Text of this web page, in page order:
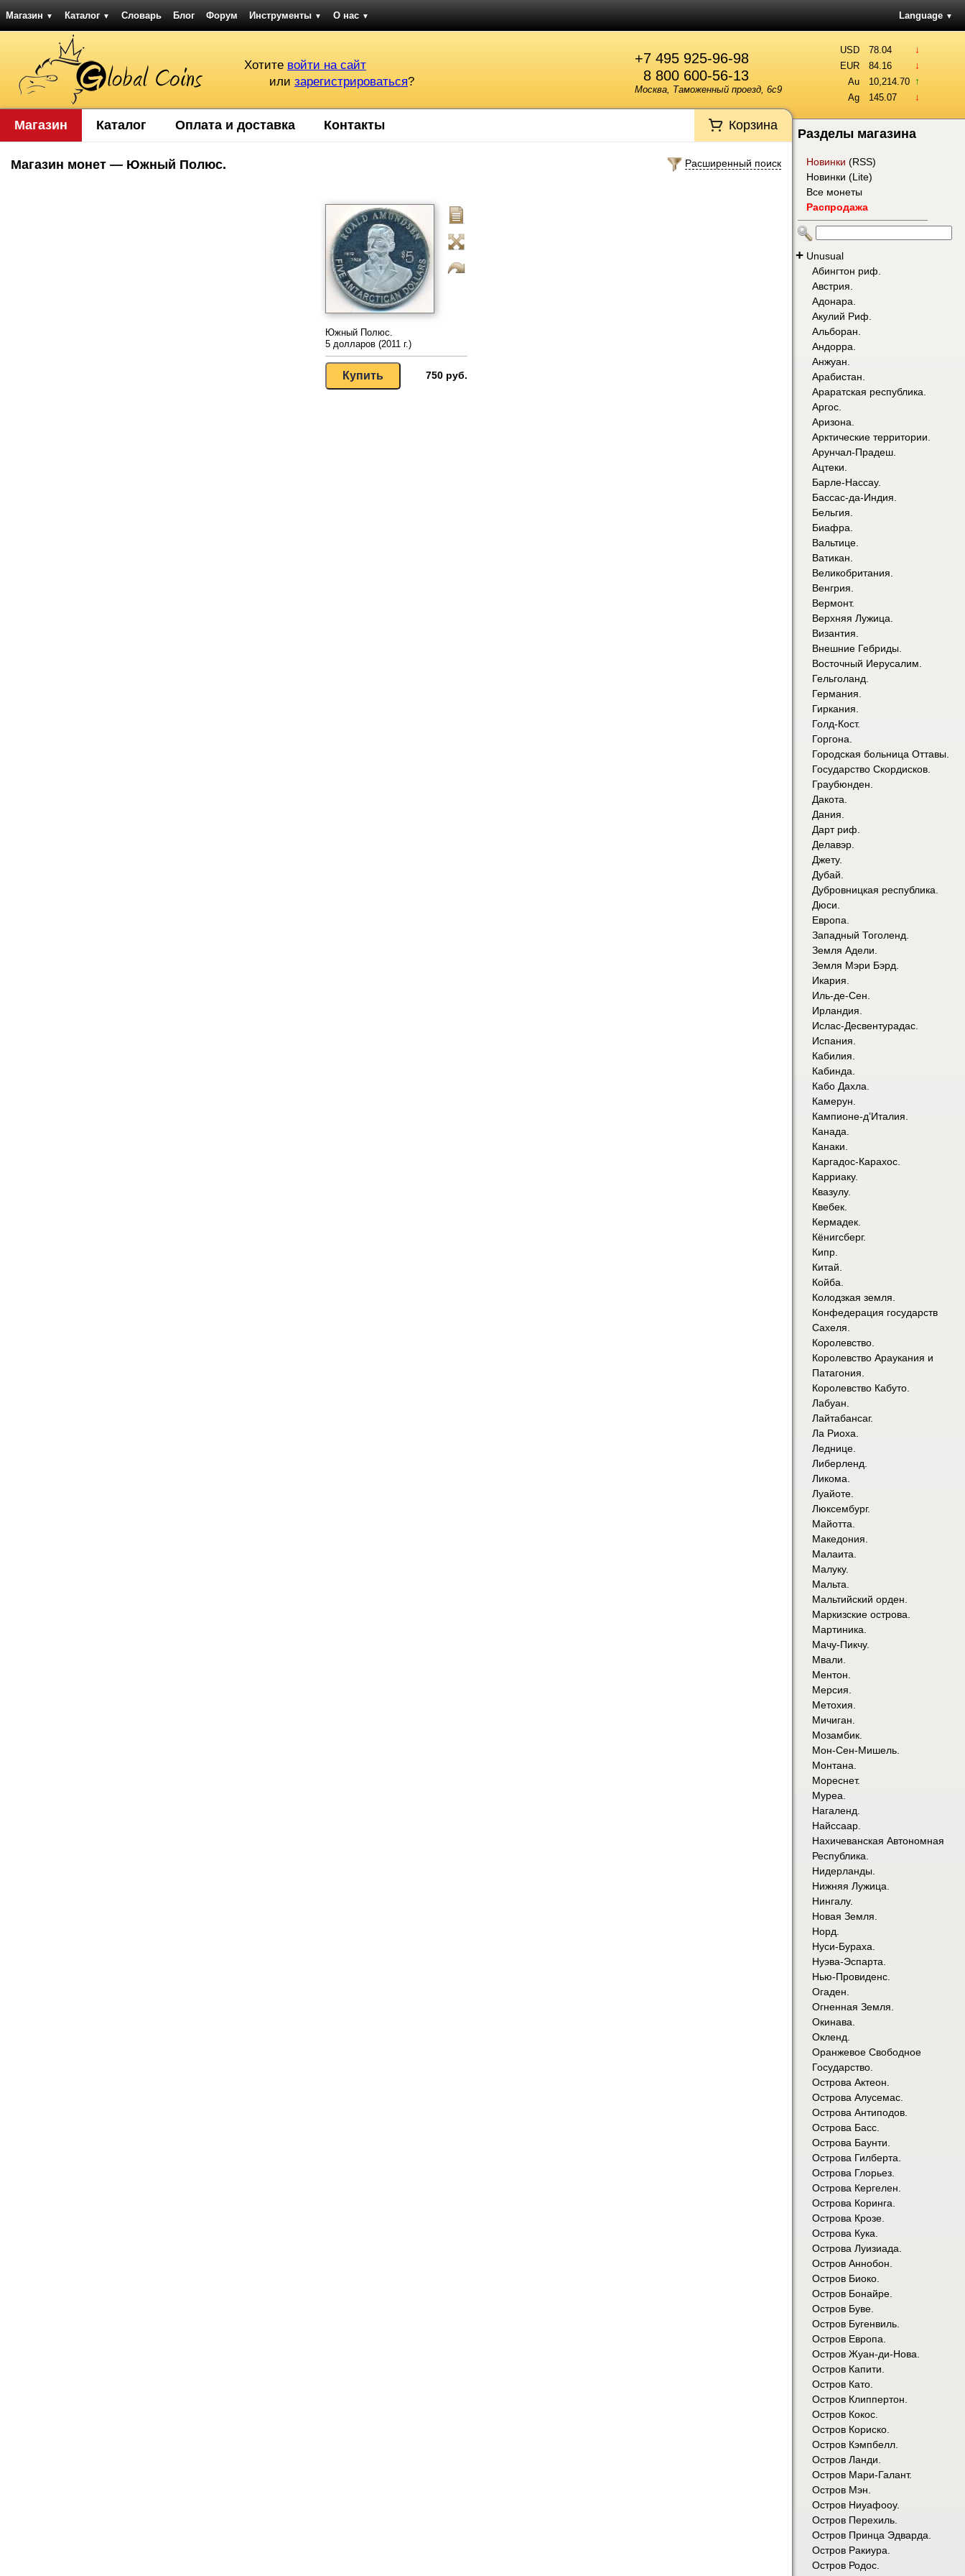
Магазин ▼ Каталог ▼ Словарь Блог Форум Инструменты ▼ О нас ▼ Language ▼
+7 495 925-96-98
8 800 600-56-13
Москва, Таможенный проезд, 6с9
Хотите войти на сайт
или зарегистрироваться?
USD 78.04 ↓
EUR 84.16 ↓
Au 10,214.70 ↑
Ag 145.07 ↓
Магазин Каталог Оплата и доставка Контакты Корзина
Расширенный поиск
Магазин монет — Южный Полюс.
Южный Полюс.
5 долларов (2011 г.)
750 руб.
Разделы магазина
Новинки (RSS)
Новинки (Lite)
Все монеты
Распродажа
+ Unusual
Абингтон риф.
Австрия.
Адонара.
Акулий Риф.
Альборан.
Андорра.
Анжуан.
Арабистан.
Араратская республика.
Аргос.
Аризона.
Арктические территории.
Арунчал-Прадеш.
Ацтеки.
Барле-Нассау.
Бассас-да-Индия.
Бельгия.
Биафра.
Вальтице.
Ватикан.
Великобритания.
Венгрия.
Вермонт.
Верхняя Лужица.
Византия.
Внешние Гебриды.
Восточный Иерусалим.
Гельголанд.
Германия.
Гиркания.
Голд-Кост.
Горгона.
Городская больница Оттавы.
Государство Скордисков.
Граубюнден.
Дакота.
Дания.
Дарт риф.
Делавэр.
Джету.
Дубай.
Дубровницкая республика.
Дюси.
Европа.
Западный Тоголенд.
Земля Адели.
Земля Мэри Бэрд.
Икария.
Иль-де-Сен.
Ирландия.
Ислас-Десвентурадас.
Испания.
Кабилия.
Кабинда.
Кабо Дахла.
Камерун.
Кампионе-д’Италия.
Канада.
Канаки.
Каргадос-Карахос.
Карриаку.
Квазулу.
Квебек.
Кермадек.
Кёнигсберг.
Кипр.
Китай.
Койба.
Колодзкая земля.
Конфедерация государств
Сахеля.
Королевство.
Королевство Араукания и
Патагония.
Королевство Кабуто.
Лабуан.
Лайтабансаг.
Ла Риоха.
Леднице.
Либерленд.
Ликома.
Луайоте.
Люксембург.
Майотта.
Македония.
Малаита.
Малуку.
Мальта.
Мальтийский орден.
Маркизские острова.
Мартиника.
Мачу-Пикчу.
Мвали.
Ментон.
Мерсия.
Метохия.
Мичиган.
Мозамбик.
Мон-Сен-Мишель.
Монтана.
Мореснет.
Муреа.
Нагаленд.
Найссаар.
Нахичеванская Автономная
Республика.
Нидерланды.
Нижняя Лужица.
Нингалу.
Новая Земля.
Норд.
Нуси-Бураха.
Нуэва-Эспарта.
Нью-Провиденс.
Огаден.
Огненная Земля.
Окинава.
Окленд.
Оранжевое Свободное
Государство.
Острова Актеон.
Острова Алусемас.
Острова Антиподов.
Острова Басс.
Острова Баунти.
Острова Гилберта.
Острова Глорьез.
Острова Кергелен.
Острова Коринга.
Острова Крозе.
Острова Кука.
Острова Луизиада.
Остров Аннобон.
Остров Биоко.
Остров Бонайре.
Остров Буве.
Остров Бугенвиль.
Остров Европа.
Остров Жуан-ди-Нова.
Остров Капити.
Остров Като.
Остров Клиппертон.
Остров Кокос.
Остров Кориско.
Остров Кэмпбелл.
Остров Ланди.
Остров Мари-Галант.
Остров Мэн.
Остров Ниуафооу.
Остров Перехиль.
Остров Принца Эдварда.
Остров Ракиура.
Остров Родос.